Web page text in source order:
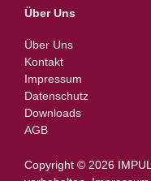
Über Uns
Über Uns
Kontakt
Impressum
Datenschutz
Downloads
AGB
Copyright © 2026